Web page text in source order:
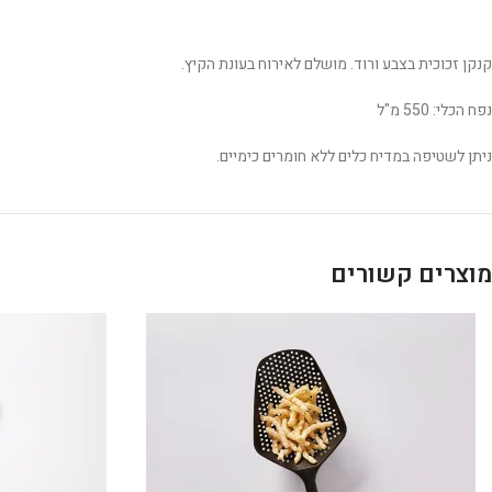
קנקן זכוכית בצבע ורוד. מושלם לאירוח בעונת הקיץ.
נפח הכלי: 550 מ"ל
ניתן לשטיפה במדיח כלים ללא חומרים כימיים.
מוצרים קשורים